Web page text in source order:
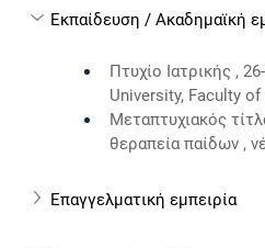
Εκπαίδευση / Ακαδημαϊκή
Πτυχίο Ιατρικής ,
University, Faculty
Μεταπτυχιακός
θεραπεία παίδων ,
Επαγγελματική εμπειρία